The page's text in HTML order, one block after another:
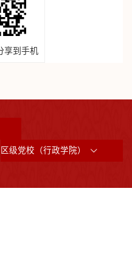
享到手机
区级党校（行政学院）